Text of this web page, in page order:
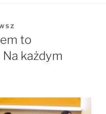
to
każdym